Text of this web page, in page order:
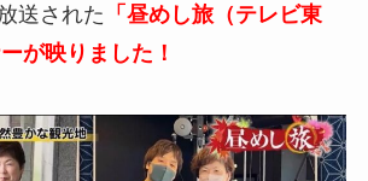
送された 「昼めし旅（テレビ東
が映りました！